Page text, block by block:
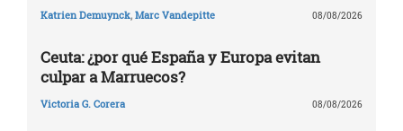
Katrien Demuynck, Marc Vandepitte 08/08/2026
Ceuta: ¿por qué España y Europa evitan
culpar a Marruecos?
Victoria G. Corera 08/08/2026